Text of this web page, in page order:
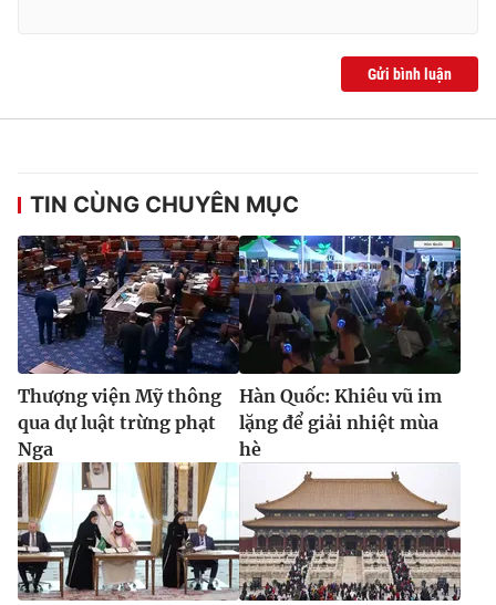
Gửi bình luận
TIN CÙNG CHUYÊN MỤC
Thượng viện Mỹ thông
qua dự luật trừng phạt
Nga
Hàn Quốc: Khiêu vũ im
lặng để giải nhiệt mùa
hè